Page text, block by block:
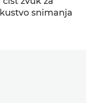
snimanja